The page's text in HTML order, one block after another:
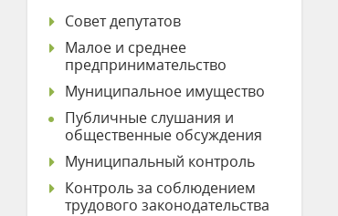
Совет депутатов
Малое и среднее
предпринимательство
Муниципальное имущество
Публичные слушания и
общественные обсуждения
Муниципальный контроль
Контроль за соблюдением
трудового законодательства